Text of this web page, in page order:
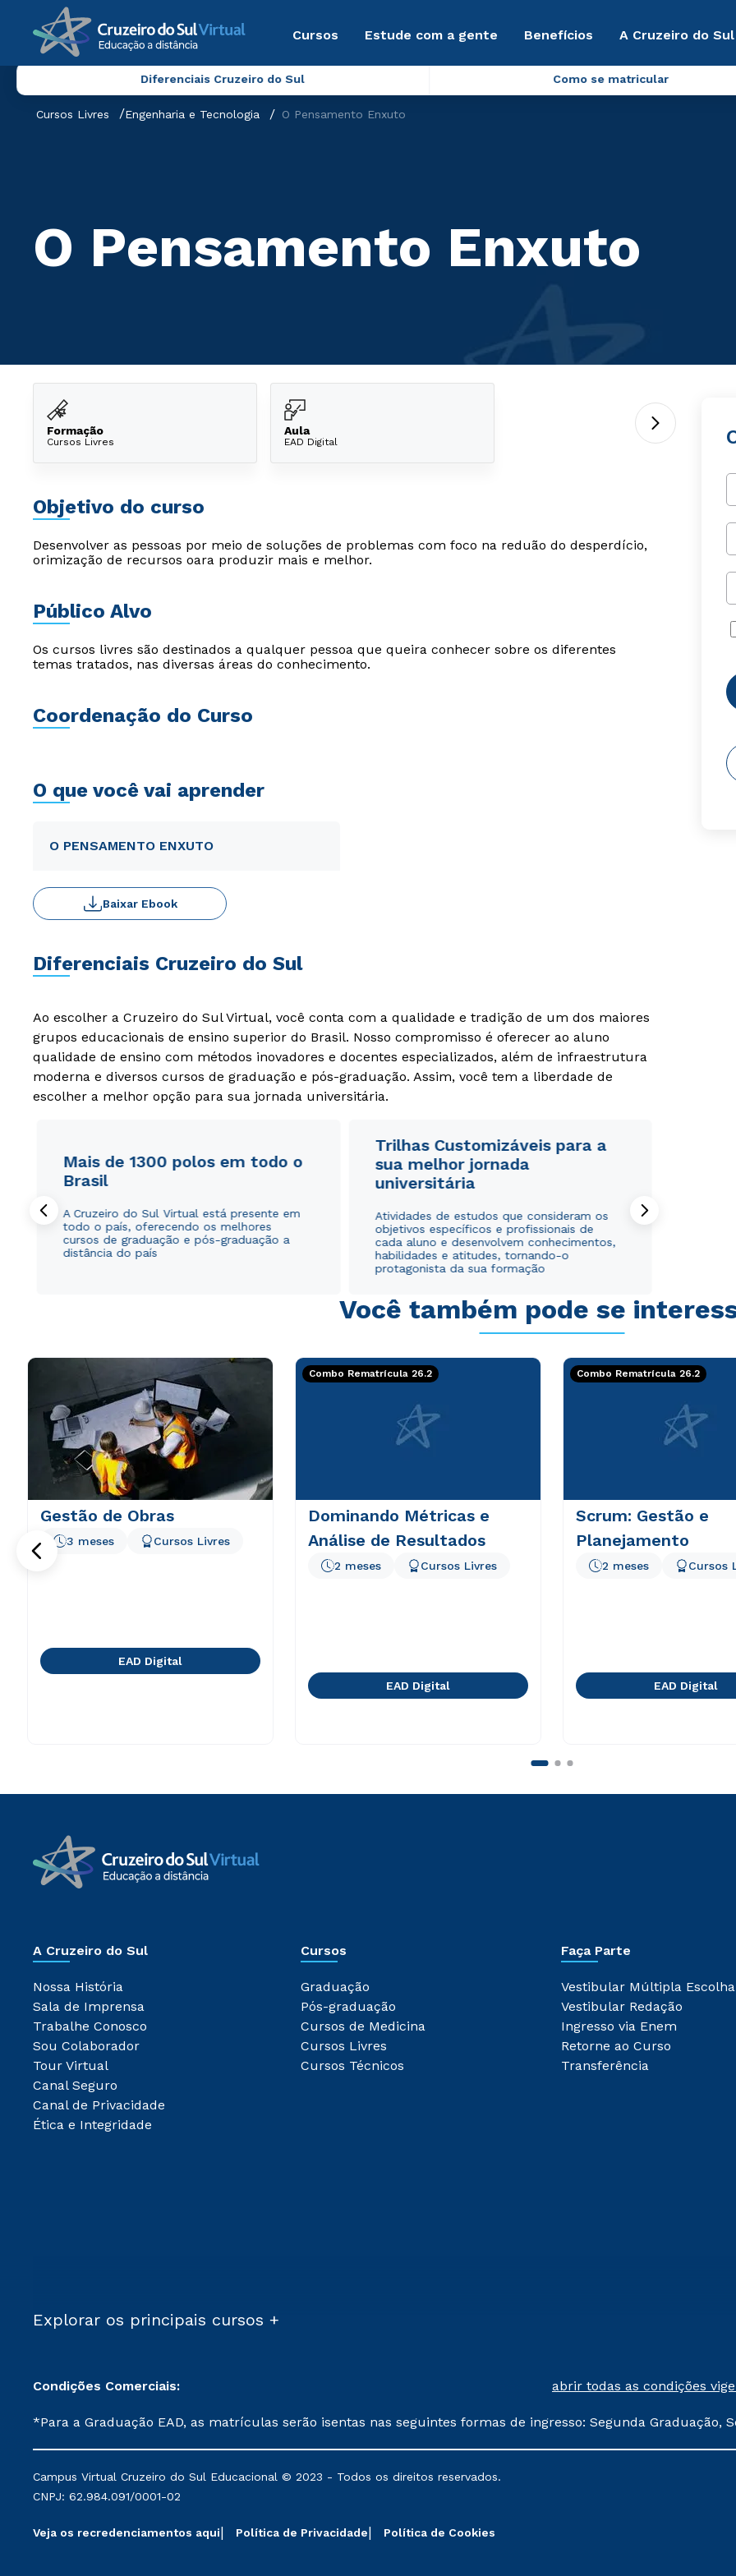
Cursos Estude com a gente Benefícios A Cruzeiro do
Diferenciais Cruzeiro do Sul Como se matricular
Cursos Livres Engenharia e Tecnologia O Pensamento Enxuto
O Pensamento Enxuto
Formação
Cursos Livres
Aula
EAD Digital
Objetivo do curso
Desenvolver as pessoas por meio de soluções de problemas com foco na reduão do desperdício,
orimização de recursos oara produzir mais e melhor.
Público Alvo
Os cursos livres são destinados a qualquer pessoa que queira conhecer sobre os diferentes
temas tratados, nas diversas áreas do conhecimento.
Coordenação do Curso
O que você vai aprender
O PENSAMENTO ENXUTO
Baixar Ebook
Diferenciais Cruzeiro do Sul
Ao escolher a Cruzeiro do Sul Virtual, você conta com a qualidade e tradição de um dos maiores
grupos educacionais de ensino superior do Brasil. Nosso compromisso é oferecer ao aluno
qualidade de ensino com métodos inovadores e docentes especializados, além de infraestrutura
moderna e diversos cursos de graduação e pós-graduação. Assim, você tem a liberdade de
escolher a melhor opção para sua jornada universitária.
Mais de 1300 polos em todo o
Brasil
A Cruzeiro do Sul Virtual está presente em
todo o país, oferecendo os melhores
cursos de graduação e pós-graduação a
distância do país
Trilhas Customizáveis para a
sua melhor jornada
universitária
Atividades de estudos que consideram os
objetivos específicos e profissionais de
cada aluno e desenvolvem conhecimentos,
habilidades e atitudes, tornando-o
protagonista da sua formação
Você também pode se
Gestão de Obras
3 meses Cursos Livres
EAD Digital
Combo Rematrícula 26.2
Dominando Métricas e
Análise de Resultados
2 meses Cursos Livres
EAD Digital
Combo Rematrícula 26.2
Scrum: Gestão e
Planejamento
2 meses Cursos
EAD Digital
A Cruzeiro do Sul
Nossa História
Sala de Imprensa
Trabalhe Conosco
Sou Colaborador
Tour Virtual
Canal Seguro
Canal de Privacidade
Ética e Integridade
Cursos
Graduação
Pós-graduação
Cursos de Medicina
Cursos Livres
Cursos Técnicos
Faça Parte
Vestibular Múltipla Escolha
Vestibular Redação
Ingresso via Enem
Retorne ao Curso
Transferência
Explorar os principais cursos +
Condições Comerciais: abrir todas as condições
*Para a Graduação EAD, as matrículas serão isentas nas seguintes formas de ingresso: Segunda Graduação,
mantidos conforme negociação. Descontos institucionais poderão sofrer alterações nos períodos de
serviços.
Campus Virtual Cruzeiro do Sul Educacional © 2023 - Todos os direitos reservados.
CNPJ: 62.984.091/0001-02
Veja os recredenciamentos aqui Política de Privacidade Política de Cookies
WhatsApp
ou
Estou de acordo com a Política de Privacidade.e
autorizo que meus dados sejam utilizados para o
WhatsApp
ou
Estou de acordo com a Política de Privacidade.e
autorizo que meus dados sejam utilizados para o